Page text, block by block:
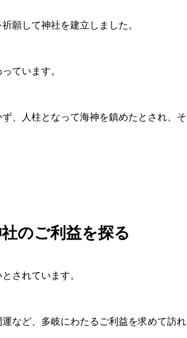
願して神社を建立しました。
ています。
、人柱となって海神を鎮めたとされ、そ
のご利益を探る
されています。
など、多岐にわたるご利益を求めて訪れ